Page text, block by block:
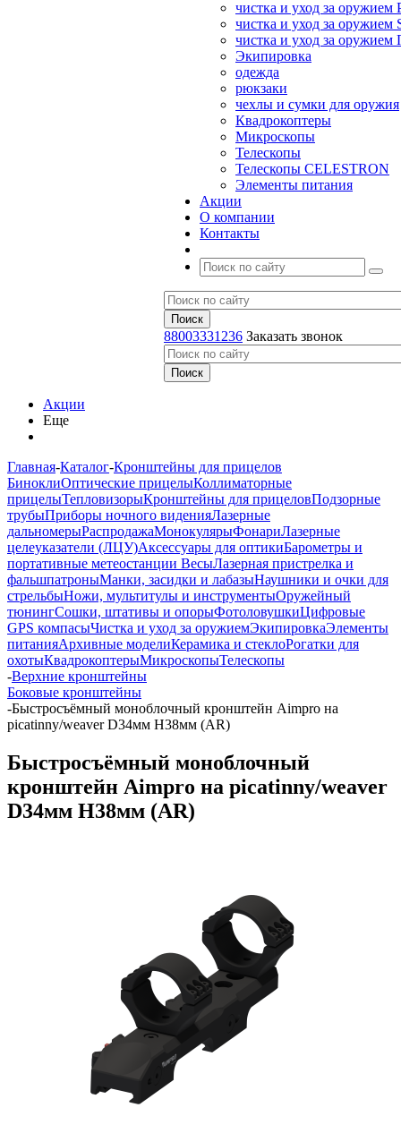
чистка и уход за оружием
чистка и уход за оружием
чистка и уход за
Экипировка
одежда
рюкзаки
чехлы и сумки для оружия
Квадрокоптеры
Микроскопы
Телескопы
Телескопы CELESTRON
Элементы питания
Акции
О компании
Контакты
88003331236 Заказать звонок
Акции
Еще
Главная-Каталог-Кронштейны для прицелов
БиноклиОптические прицелыКоллиматорные
прицелыТепловизорыКронштейны для прицеловПодзорные
трубыПриборы ночного виденияЛазерные
дальномерыРаспродажаМонокулярыФонариЛазерные
целеуказатели (ЛЦУ)Аксессуары для оптикиБарометры и
портативные метеостанции ВесыЛазерная пристрелка и
фальшпатроныМанки, засидки и лабазыНаушники и очки для
стрельбыНожи, мультитулы и инструментыОружейный
тюнингСошки, штативы и опорыФотоловушкиЦифровые
GPS компасыЧистка и уход за оружиемЭкипировкаЭлементы
питанияАрхивные моделиКерамика и стеклоРогатки для
охотыКвадрокоптерыМикроскопыТелескопы
-Верхние кронштейны
Боковые кронштейны
-Быстросъёмный моноблочный кронштейн Aimpro на
picatinny/weaver D34мм H38мм (AR)
Быстросъёмный моноблочный
кронштейн Aimpro на picatinny/weaver
D34мм H38мм (AR)